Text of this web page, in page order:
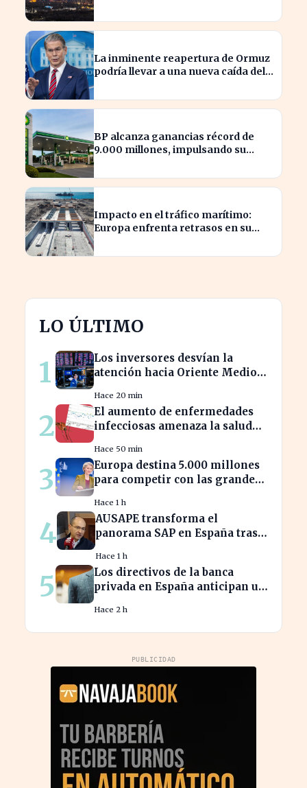
subterránea
La inminente reapertura de Ormuz
podría llevar a una nueva caída del
BP alcanza ganancias récord de
9.000 millones, impulsando su
Impacto en el tráfico marítimo:
Europa enfrenta retrasos en su
LO ÚLTIMO
1
Los inversores desvían la
atención hacia Oriente Medio
desploma
Hace 20 min
2
El aumento de enfermedades
infecciosas amenaza la salud
Hace 50 min
3
Europa destina 5.000 millones
para competir con las grandes
Hace 1 h
4
AUSAPE transforma el
panorama SAP en España tras
Hace 1 h
5
Los directivos de la banca
privada en España anticipan un
beneficios
Hace 2 h
PUBLICIDAD